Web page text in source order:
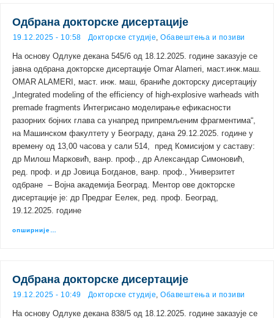
Одбрана докторске дисертације
19.12.2025 - 10:58 Докторске студије,Обавештења и позиви
На основу Одлуке декана 545/6 од 18.12.2025. године заказује се
јавна одбрана докторске дисертације Omar Alameri, маст.инж.маш.
OMAR ALAMERI, маст. инж. маш, браниће докторску дисертацију
„Integrated modeling of the efficiency of high-explosive warheads with
premade fragments Интегрисано моделирање ефикасности
разорних бојних глава са унапред припремљеним фрагментима“,
на Машинском факултету у Београду, дана 29.12.2025. године у
времену од 13,00 часова у сали 514, пред Комисијом у саставу:
др Милош Марковић, ванр. проф., др Александар Симоновић,
ред. проф. и др Јовица Богданов, ванр. проф., Универзитет
одбране – Војна академија Београд. Ментор ове докторске
дисертације je: др Предраг Еелек, ред. проф. Београд,
19.12.2025. године
опширније…
Одбрана докторске дисертације
19.12.2025 - 10:49 Докторске студије,Обавештења и позиви
На основу Одлуке декана 838/5 од 18.12.2025. године заказује се